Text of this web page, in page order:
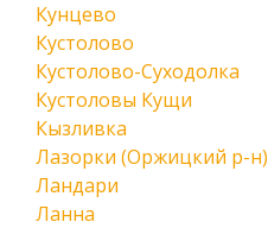
Кунцево
Кустолово
Кустолово-Суходолка
Кустоловы Кущи
Кызливка
Лазорки (Оржицкий р-н)
Ландари
Ланна